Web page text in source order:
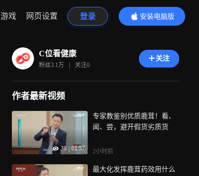
游戏 网页设置 登录
安装电脑版
内容更精彩
C位看健康
粉丝3.1万 | 关注0
关注
作者最新视频
38 01:57
专家教鉴别优质鹿茸！看、
闻、尝，避开假货劣质货
2小时前
最大化发挥鹿茸药效用什么